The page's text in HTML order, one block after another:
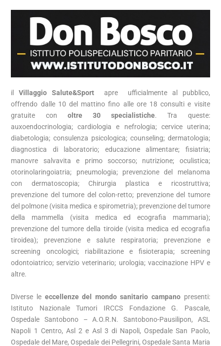
ilVillaggio Salute&Sport
apre ufficialmente al pubblico,
offrendo dalle 10 del mattino fino alle ore 18 consulti e visite
gratuite con oltre 30 specialistiche. Tra queste:
auxoendocrinologia; cardiologia e nefrologia; cervice uterina;
diabetologia; consulenza psicologica; counseling; dermatologia;
diagnostica di laboratorio; educazione alimentare; fisiatria;
manovre salvavita e primo soccorso; nutrizione; oculistica;
otorinolaringoiatria; pneumologia; prevenzione del melanoma
con dermatoscopia; Chirurgia plastica e ricostruttiva;
prevenzione del tumore del colon-retto; prevenzione del tumore
del polmone (visita medica e spirometria); prevenzione del tumore
della mammella (visita medica ed ecografia mammaria);
prevenzione del tumore della tiroide (visita medica ed ecografia
tiroidea); prevenzione e salute respiratoria; prevenzione e
screening oncologici; riabilitazione e fisioterapia; screening
odontoiatrico; servizio veterinario; urologia; vaccinazione HPV e
altre.
Diverse le eccellenze del mondo sanitario campano presenti:
Istituto Nazionale Tumori IRCCS Fondazione G. Pascale,
Ospedale Santobono – A.O.R.N. Santobono-Pausilipon, ASL
Napoli 1 Centro, Asl 2 e Asl 3 di Napoli, Ospedale San Paolo,
Ospedale del Mare, Ospedale dei Pellegrini, Ospedale Santa Maria